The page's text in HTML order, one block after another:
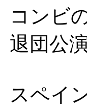
コンビ
退団公
スペイ